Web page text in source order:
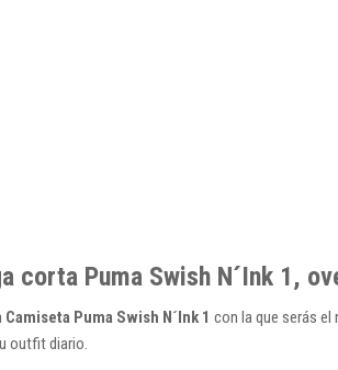
corta Puma Swish N´Ink 1,
Camiseta Puma Swish N´Ink 1 con la que serás el
outfit diario.